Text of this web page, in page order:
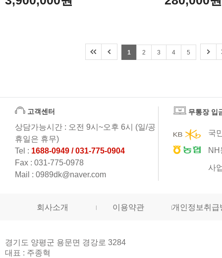
1 2 3 4 5
고객센터
상담가능시간 : 오전 9시~오후 6시 (일/공
휴일은 휴무)
Tel : 1688-0949 / 031-775-0904
Fax : 031-775-0978
Mail : 0989dk@naver.com
무통장 입
국
사
회사소개 이용약관 개인정보취급
경기도 양평군 용문면 경강로 3284
대표 : 주종혁